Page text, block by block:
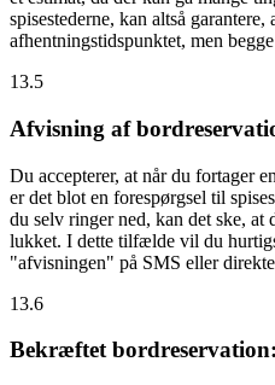
spisestederne, kan altså
afhentningstidspunktet, men
13.5
Afvisning af
Du accepterer, at når du fortager
er det blot en forespørgsel til
du selv ringer ned, kan det ske,
lukket. I dette tilfælde vil du
"afvisningen" på SMS eller
13.6
Bekræftet bordreservation: